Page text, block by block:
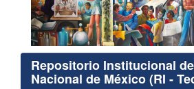
Repositorio Institucional
Nacional de México (RI -